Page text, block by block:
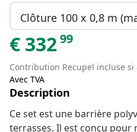
Clôture 100 x 0,8 m
€ 33299
Contribution Recupel incluse
Avec TVA
Description
Ce set est une barrière
terrasses. Il est conçu pour